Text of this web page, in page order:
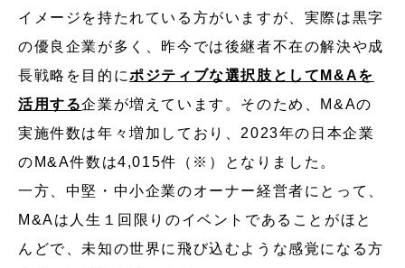
イメージを持たれている方がいますが、実際は黒字
の優良企業が多く、昨今では後継者不在の解決や成
長戦略を目的にポジティブな選択肢としてM&Aを
活用する企業が増えています。そのため、M&Aの
実施件数は年々増加しており、2023年の日本企業
のM&A件数は4,015件（※）となりました。
一方、中堅・中小企業のオーナー経営者にとって、
M&Aは人生１回限りのイベントであることがほと
んどで、未知の世界に飛び込むような感覚になる方